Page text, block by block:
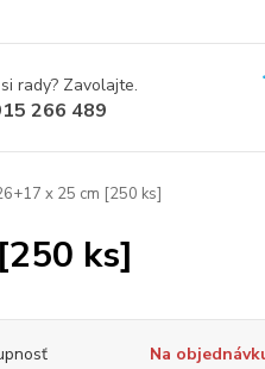
rady? Zavolajte.
266 489
x 25 cm [250 ks]
ks]
Na